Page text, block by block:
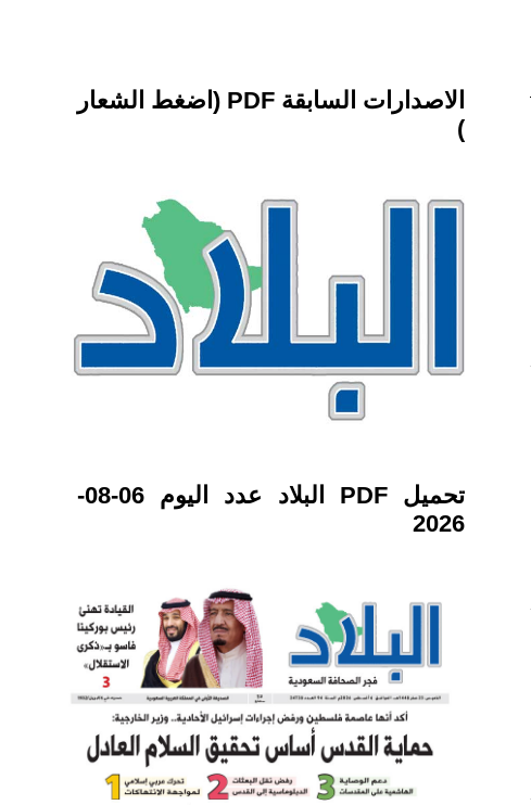
الاصدارات السابقة PDF (اضغط الشعار
)
تحميل PDF البلاد عدد اليوم 06-08-
2026